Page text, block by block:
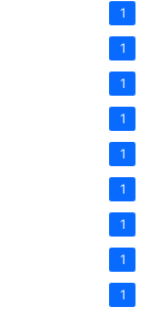
1
1
1
1
1
1
1
1
1